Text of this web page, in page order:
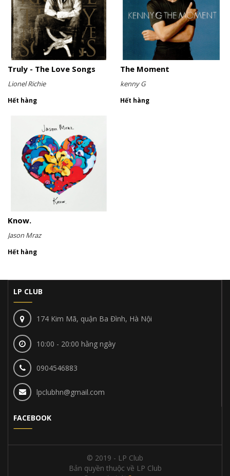
Truly - The Love Songs
Lionel Richie
Hết hàng
The Moment
kenny G
Hết hàng
Know.
Jason Mraz
Hết hàng
LP CLUB
174 Kim Mã, quận Ba Đình, Hà Nội
10:00 - 20:00 hằng ngày
0904546883
lpclubhn@gmail.com
FACEBOOK
© 2019 - LP Club
Bản quyền thuộc về LP Club